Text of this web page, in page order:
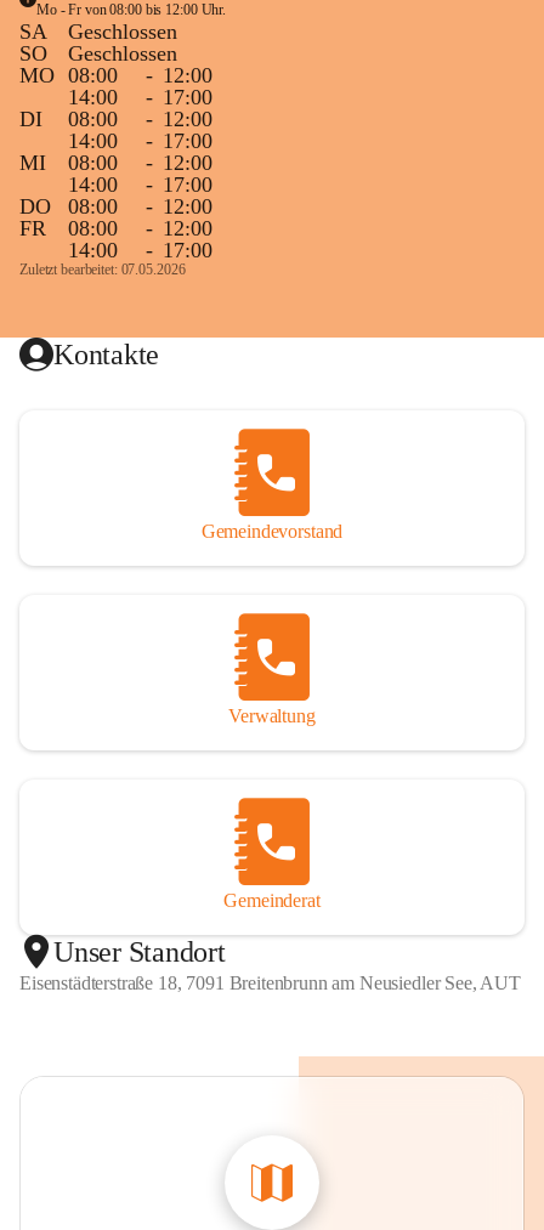
Mo - Fr von 08:00 bis 12:00 Uhr.
SA
Geschlossen
SO
Geschlossen
MO 08:00 - 12:00
14:00
- 17:00
DI
08:00 - 12:00
14:00
- 17:00
MI
08:00 - 12:00
14:00
- 17:00
DO
08:00 - 12:00
FR
08:00 - 12:00
14:00
- 17:00
Zuletzt bearbeitet: 07.05.2026
Kontakte
Gemeindevorstand
Verwaltung
Gemeinderat
Unser Standort
Eisenstädterstraße 18, 7091 Breitenbrunn am Neusiedler See, AUT